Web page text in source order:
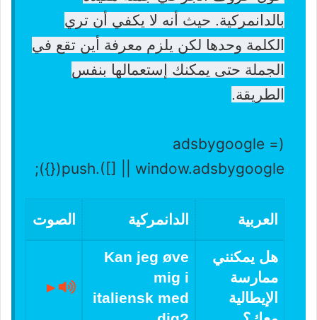
بالدانمركية. حيث أنه لا يكفي أن تري
الكلمة وحدها لكن يلزم معرفة أين تقع في
الجملة حتى يمكنك إستعمالها بنفس
الطريقة.
(adsbygoogle =
window.adsbygoogle || []).push({});
العربية الدانمركية الصوت
هل يمكنني
ممارسة
الإيطالية
Kan jeg øve
mig i
italiensk med
►